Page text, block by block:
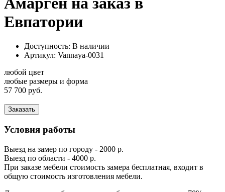
Евпатории
Доступность: В наличии
Артикул: Vannaya-0031
любой цвет
любые размеры и форма
57 700 руб.
Заказать
Условия работы
Выезд на замер по городу - 2000 р.
Выезд по области - 4000 р.
При заказе мебели стоимость замера бесплатная, входит в
общую стоимость изготовления мебели.